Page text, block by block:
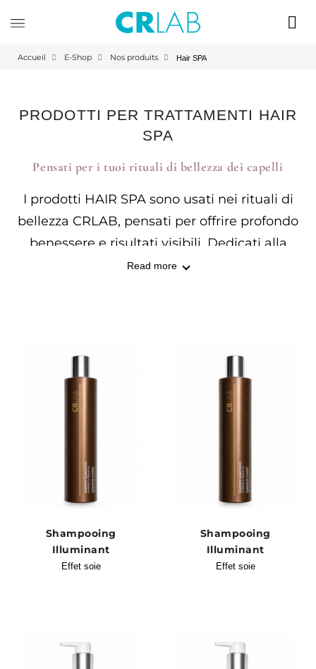
Accueil E-Shop Nos produits Hair SPA
PRODOTTI PER TRATTAMENTI HAIR
SPA
Pensati per i tuoi rituali di bellezza dei capelli
I prodotti HAIR SPA sono usati nei rituali di
bellezza CRLAB, pensati per offrire profondo
benessere e risultati visibili. Dedicati alla
cura del cuoio capelluto oppure alla
Read more
Shampooing
Illuminant
Effet soie
Shampooing
Illuminant
Effet soie